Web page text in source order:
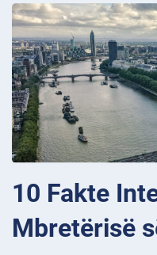
10 Fakte
Mbretërisë